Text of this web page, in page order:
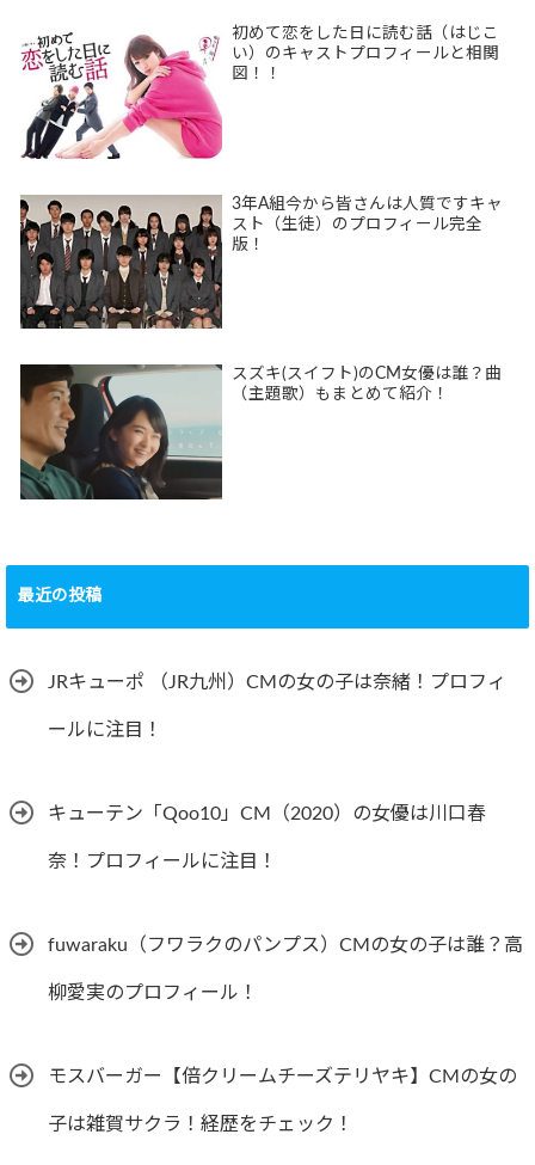
初めて恋をした日に読む話（はじこ
い）のキャストプロフィールと相関
図！！
3年A組今から皆さんは人質ですキャ
スト（生徒）のプロフィール完全
版！
スズキ(スイフト)のCM女優は誰？曲
（主題歌）もまとめて紹介！
最近の投稿
JRキューポ （JR九州）CMの女の子は奈緒！プロフィ
ールに注目！
キューテン「Qoo10」CM（2020）の女優は川口春
奈！プロフィールに注目！
fuwaraku（フワラクのパンプス）CMの女の子は誰？高
柳愛実のプロフィール！
モスバーガー【倍クリームチーズテリヤキ】CMの女の
子は雑賀サクラ！経歴をチェック！